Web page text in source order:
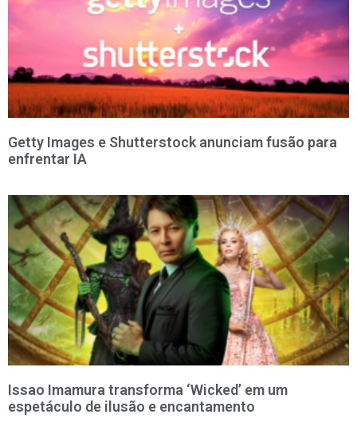
Getty Images e Shutterstock anunciam fusão para
enfrentar IA
Issao Imamura transforma ‘Wicked’ em um
espetáculo de ilusão e encantamento